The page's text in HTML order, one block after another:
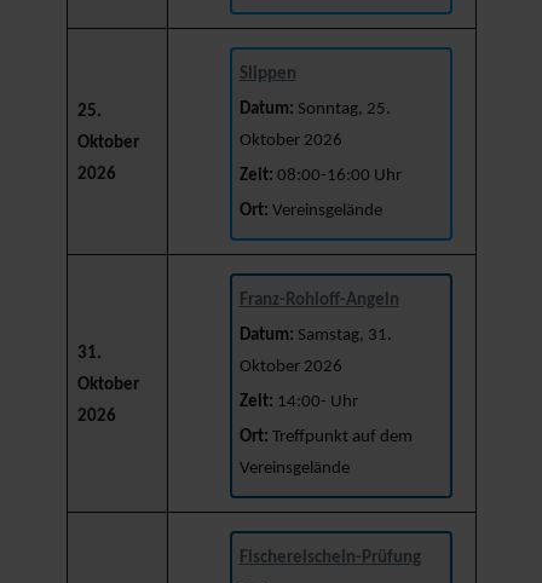
25.
Oktober
2026
Slippen
Datum: Sonntag, 25.
Oktober 2026
Zeit: 08:00-16:00 Uhr
Ort: Vereinsgelände
31.
Oktober
2026
Franz-Rohloff-Angeln
Datum: Samstag, 31.
Oktober 2026
Zeit: 14:00- Uhr
Ort: Treffpunkt auf dem
Vereinsgelände
Fischereischein-Prüfung